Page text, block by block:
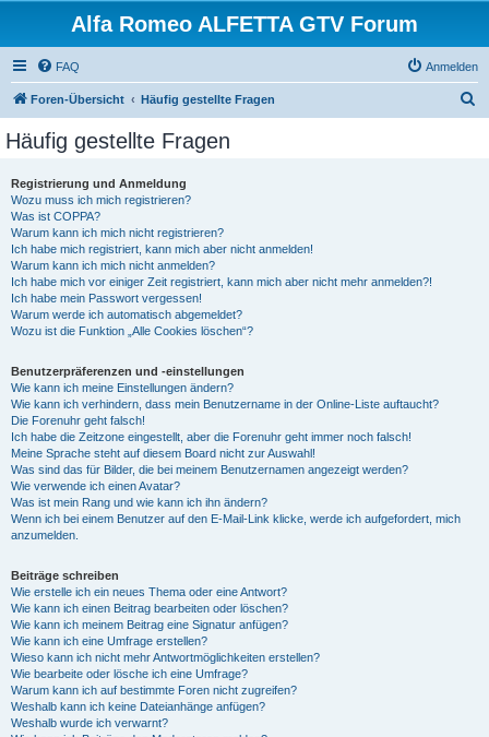
Alfa Romeo ALFETTA GTV Forum
FAQ Anmelden
Foren-Übersicht Häufig gestellte Fragen
Häufig gestellte Fragen
Registrierung und Anmeldung
Wozu muss ich mich registrieren?
Was ist COPPA?
Warum kann ich mich nicht registrieren?
Ich habe mich registriert, kann mich aber nicht anmelden!
Warum kann ich mich nicht anmelden?
Ich habe mich vor einiger Zeit registriert, kann mich aber nicht mehr anmelden?!
Ich habe mein Passwort vergessen!
Warum werde ich automatisch abgemeldet?
Wozu ist die Funktion „Alle Cookies löschen“?
Benutzerpräferenzen und -einstellungen
Wie kann ich meine Einstellungen ändern?
Wie kann ich verhindern, dass mein Benutzername in der Online-Liste auftaucht?
Die Forenuhr geht falsch!
Ich habe die Zeitzone eingestellt, aber die Forenuhr geht immer noch falsch!
Meine Sprache steht auf diesem Board nicht zur Auswahl!
Was sind das für Bilder, die bei meinem Benutzernamen angezeigt werden?
Wie verwende ich einen Avatar?
Was ist mein Rang und wie kann ich ihn ändern?
Wenn ich bei einem Benutzer auf den E-Mail-Link klicke, werde ich aufgefordert, mich
anzumelden.
Beiträge schreiben
Wie erstelle ich ein neues Thema oder eine Antwort?
Wie kann ich einen Beitrag bearbeiten oder löschen?
Wie kann ich meinem Beitrag eine Signatur anfügen?
Wie kann ich eine Umfrage erstellen?
Wieso kann ich nicht mehr Antwortmöglichkeiten erstellen?
Wie bearbeite oder lösche ich eine Umfrage?
Warum kann ich auf bestimmte Foren nicht zugreifen?
Weshalb kann ich keine Dateianhänge anfügen?
Weshalb wurde ich verwarnt?